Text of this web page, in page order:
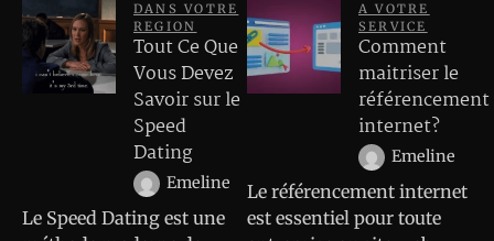
DANS VOTRE
REGION
Tout Ce Que
Vous Devez
Savoir sur le
Speed
Dating
Emeline
Le Speed Dating est une
A VOTRE
SERVICE
Comment
maitriser le
référencement
internet?
Emeline
Le référencement internet
est essentiel pour toute